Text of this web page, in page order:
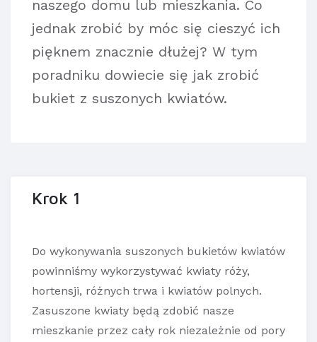
naszego domu lub mieszkania. Co
jednak zrobić by móc się cieszyć ich
pięknem znacznie dłużej? W tym
poradniku dowiecie się jak zrobić
bukiet z suszonych kwiatów.
Krok 1
Do wykonywania suszonych bukietów kwiatów
powinniśmy wykorzystywać kwiaty róży,
hortensji, różnych trwa i kwiatów polnych.
Zasuszone kwiaty będą zdobić nasze
mieszkanie przez cały rok niezależnie od pory